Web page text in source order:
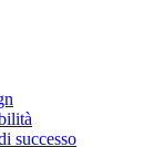
successo